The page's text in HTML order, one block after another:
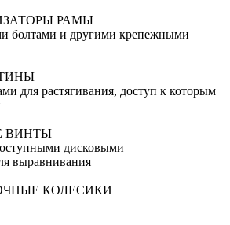
РАМЫ
болтами и другими крепежными
для растягивания, доступ к которым
ВИНТЫ
дисковыми
выравнивания
КОЛЕСИКИ